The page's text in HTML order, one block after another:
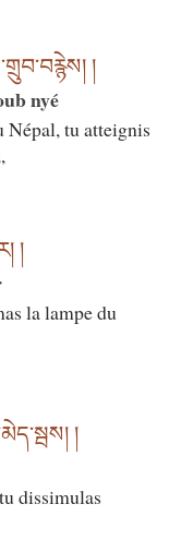
།
nyé
Népal, tu atteignis
།
la lampe du
།
dissimulas